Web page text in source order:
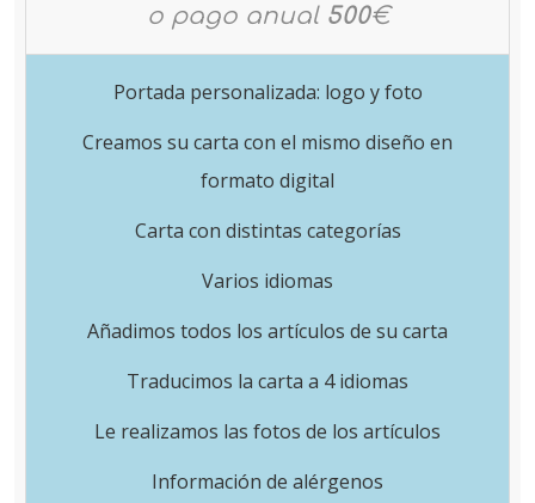
o pago anual 500€
Portada personalizada: logo y foto
Creamos su carta con el mismo diseño en
formato digital
Carta con distintas categorías
Varios idiomas
Añadimos todos los artículos de su carta
Traducimos la carta a 4 idiomas
Le realizamos las fotos de los artículos
Información de alérgenos